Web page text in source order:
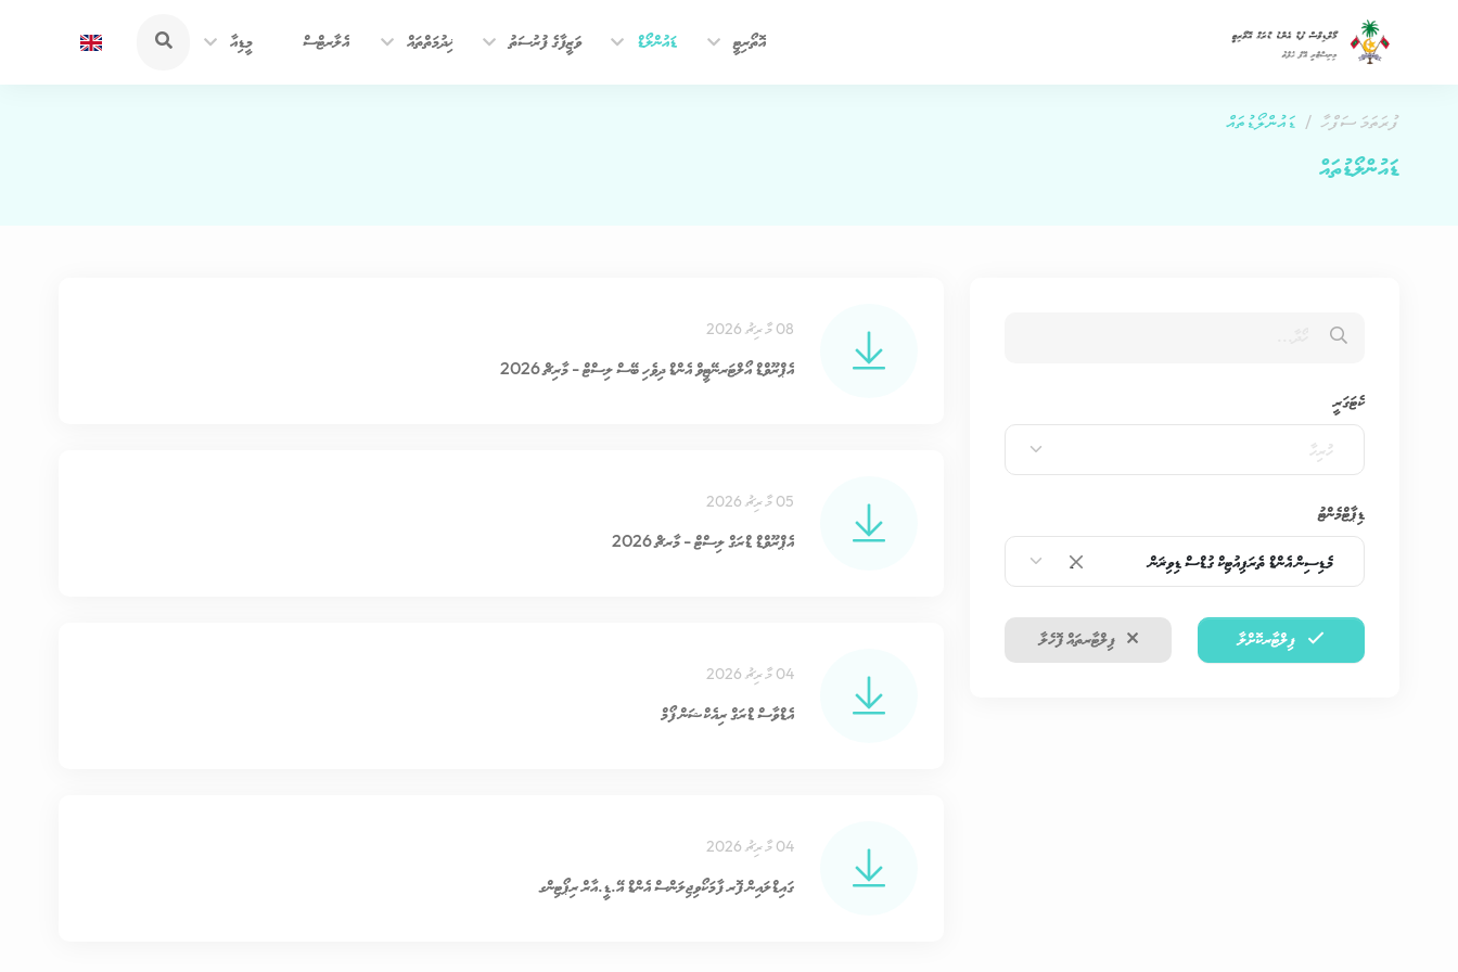
އޮތޯރިޓީ ޑައުންލޯޑް ވަޒީފާގެ ފުރުސަތު ޚިދުމަތްތައް އެލާރޓްސް މީޑިއާ
ފުރަތަމަ ސަފްހާ ޑައުންލޯޑުތައް
ޑައުންލޯޑުތައް
ކެޓަގަރީ
ހުރިހާ
ޑިޕާޓްމެންޓު
×
މެޑިސިން އެންޑް ތެރަޕިއުޓިކް ގުޑްސް ޑިވިޜަން
ފިލްޓާރކޮށްލާ ފިލްޓާރތައް ފޮހެލާ
08 މާރިޗު 2026
އެޕްރޫވްޑް އޯލްޓަރނޭޓީވް އެންޑް ދިވެހި ބޭސް ލިސްޓް - މާރިޗް 2026
05 މާރިޗު 2026
އެޕްރޫވްޑް ޑްރަގް ލިސްޓް - މާރޗް 2026
04 މާރިޗު 2026
އެޑްވާސް ޑްރަގް ރިއެކްޝަން ފޯމް
04 މާރިޗު 2026
ގައިޑްލައިން ފޮރ ފާމަކޯވިޖިލަންސް އެންޑް އޭ.ޑީ.އާރް ރިޕޯޓިންގ